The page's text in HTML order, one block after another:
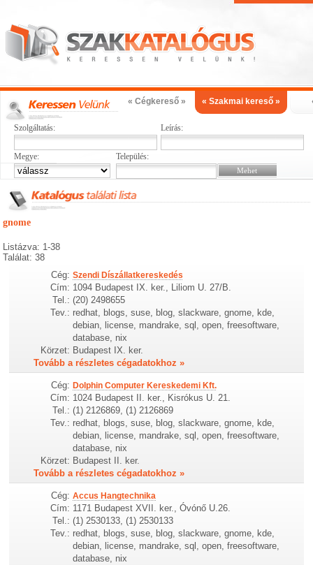
« Cégkereső » « Szakmai kereső »
Szolgáltatás: Leírás:
Megye: Település:
gnome
Listázva: 1-38
Találat: 38
Cég: Szendi Díszállatkereskedés
Cím: 1094 Budapest IX. ker., Liliom U. 27/B.
Tel.: (20) 2498655
Tev.: redhat, blogs, suse, blog, slackware, gnome, kde,
debian, license, mandrake, sql, open, freesoftware,
database, nix
Körzet: Budapest IX. ker.
Tovább a részletes cégadatokhoz »
Cég: Dolphin Computer Kereskedemi Kft.
Cím: 1024 Budapest II. ker., Kisrókus U. 21.
Tel.: (1) 2126869, (1) 2126869
Tev.: redhat, blogs, suse, blog, slackware, gnome, kde,
debian, license, mandrake, sql, open, freesoftware,
database, nix
Körzet: Budapest II. ker.
Tovább a részletes cégadatokhoz »
Cég: Accus Hangtechnika
Cím: 1171 Budapest XVII. ker., Óvónő U.26.
Tel.: (1) 2530133, (1) 2530133
Tev.: redhat, blogs, suse, blog, slackware, gnome, kde,
debian, license, mandrake, sql, open, freesoftware,
database, nix